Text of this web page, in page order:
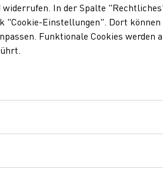
Sie uns an den Samstagen im
In der Spalte
"Cookie-Einstellungen". Dort können
Funktionale Cookies werden